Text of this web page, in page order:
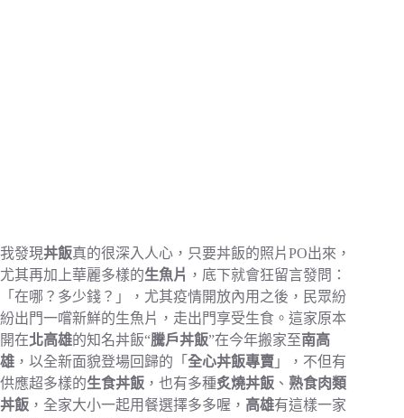
我發現丼飯真的很深入人心，只要丼飯的照片PO出來，
尤其再加上華麗多樣的生魚片 ，底下就會狂留言發問：
「在哪？多少錢？」，尤其疫情開放內用之後，民眾紛
紛出門一嚐新鮮的生魚片，走出門享受生食。這家原本
開在北高雄的知名丼飯“騰戶丼飯”在今年搬家至南高
雄 ，以全新面貌登場回歸的「 全心丼飯專賣 」，不但有
供應超多樣的生食丼飯 ，也有多種炙燒丼飯 、 熟食肉類
丼飯 ，全家大小一起用餐選擇多多喔， 高雄有這樣一家